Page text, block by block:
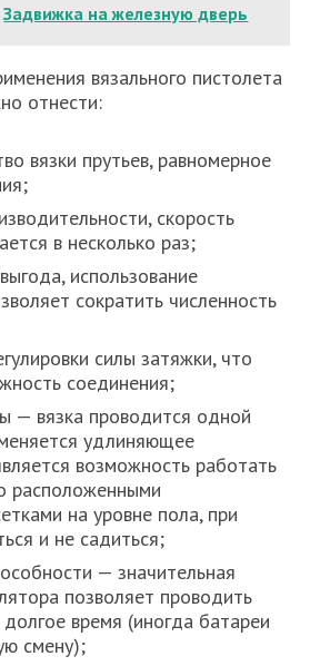
Задвижка на железную дверь
вязального пистолета
отнести:
вязки прутьев, равномерное
скорость
в несколько раз;
использование
сократить численность
силы затяжки, что
соединения;
— вязка проводится одной
удлиняющее
возможность работать
расположенными
на уровне пола, при
и не садиться;
— значительная
позволяет проводить
время (иногда батареи
смену);